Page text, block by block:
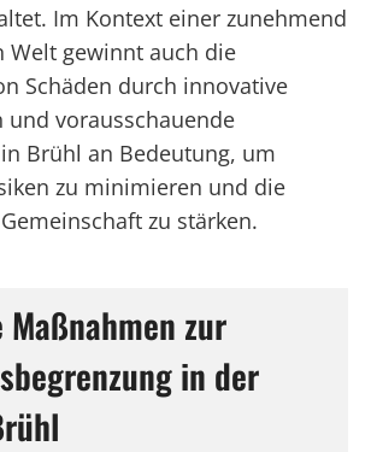
Im Kontext einer zunehmend
Welt gewinnt auch die
Schäden durch innovative
und vorausschauende
Brühl an Bedeutung, um
zu minimieren und die
zu stärken.
zur
in der